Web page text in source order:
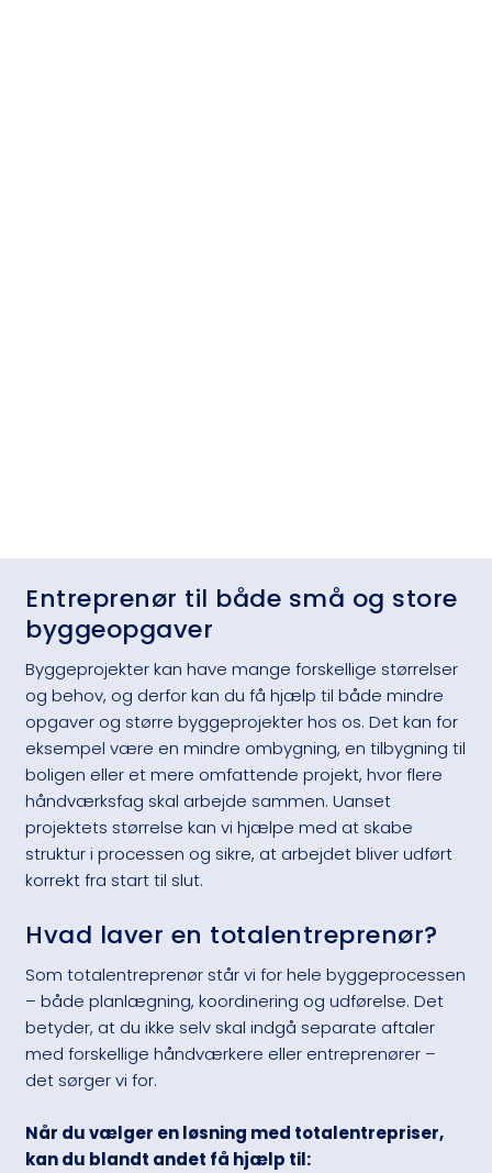
Entreprenør til både små og store
byggeopgaver
Byggeprojekter kan have mange forskellige størrelser
og behov, og derfor kan du få hjælp til både mindre
opgaver og større byggeprojekter hos os. Det kan for
eksempel være en mindre ombygning, en tilbygning til
boligen eller et mere omfattende projekt, hvor flere
håndværksfag skal arbejde sammen. Uanset
projektets størrelse kan vi hjælpe med at skabe
struktur i processen og sikre, at arbejdet bliver udført
korrekt fra start til slut.
Hvad laver en totalentreprenør?
Som totalentreprenør står vi for hele byggeprocessen
– både planlægning, koordinering og udførelse. Det
betyder, at du ikke selv skal indgå separate aftaler
med forskellige håndværkere eller entreprenører –
det sørger vi for.
Når du vælger en løsning med totalentrepriser,
kan du blandt andet få hjælp til: